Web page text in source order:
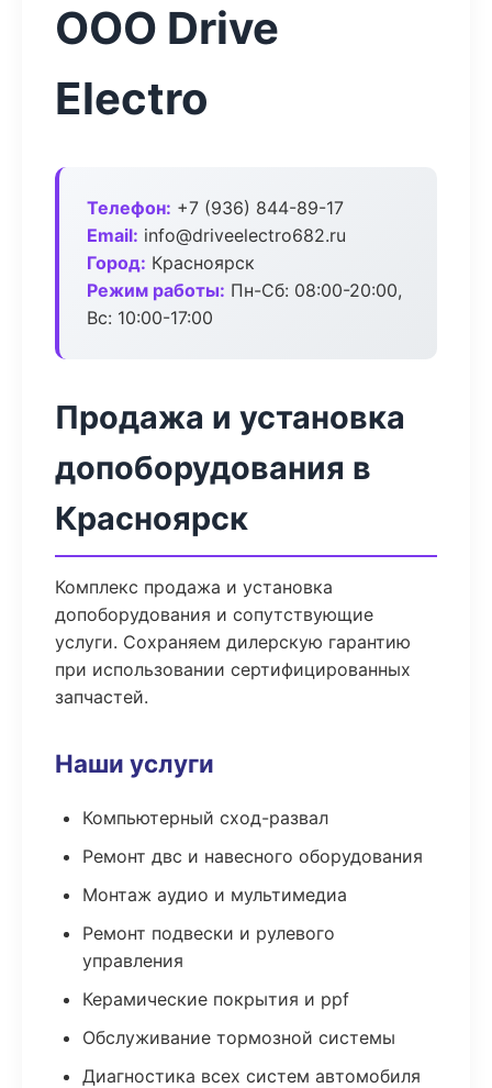
ООО Drive
Electro
Телефон: +7 (936) 844-89-17
Email: info@driveelectro682.ru
Город: Красноярск
Режим работы: Пн-Сб: 08:00-20:00,
Вс: 10:00-17:00
Продажа и установка
допоборудования в
Красноярск
Комплекс продажа и установка
допоборудования и сопутствующие
услуги. Сохраняем дилерскую гарантию
при использовании сертифицированных
запчастей.
Наши услуги
Компьютерный сход-развал
Ремонт двс и навесного оборудования
Монтаж аудио и мультимедиа
Ремонт подвески и рулевого
управления
Керамические покрытия и ppf
Обслуживание тормозной системы
Диагностика всех систем автомобиля